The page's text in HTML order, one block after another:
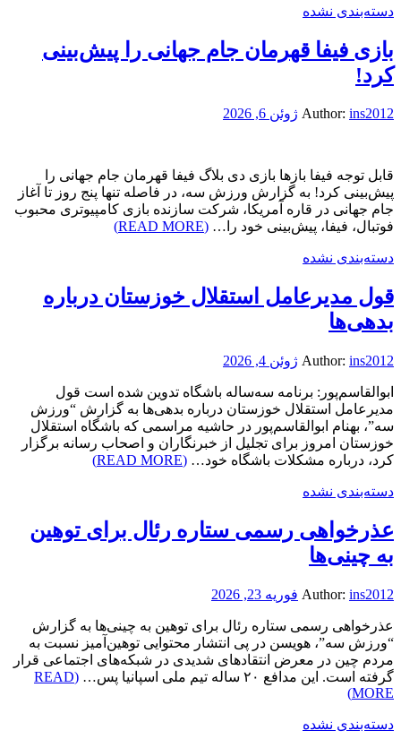
دسته‌بندی نشده
بازی فیفا قهرمان جام جهانی را پیش‌بینی
کرد!
Author: ins2012 ژوئن 6, 2026
قابل توجه فیفا بازها بازی دی بلاگ فیفا قهرمان جام جهانی را
پیش‌بینی کرد! ‫به گزارش ورزش سه، در فاصله تنها پنج روز تا آغاز
جام جهانی در قاره آمریکا، شرکت سازنده بازی کامپیوتری محبوب
فوتبال، فیفا، پیش‌بینی خود را… (READ MORE)
دسته‌بندی نشده
قول مدیرعامل استقلال خوزستان درباره
بدهی‌ها
Author: ins2012 ژوئن 4, 2026
ابوالقاسم‌پور: برنامه سه‌ساله باشگاه تدوین شده است قول
مدیرعامل استقلال خوزستان درباره بدهی‌ها به گزارش “ورزش
سه”، بهنام ابوالقاسم‌پور در حاشیه مراسمی که باشگاه استقلال
خوزستان امروز برای تجلیل از خبرنگاران و اصحاب رسانه برگزار
کرد، درباره مشکلات باشگاه خود… (READ MORE)
دسته‌بندی نشده
عذرخواهی رسمی ستاره رئال برای توهین
به چینی‌ها
Author: ins2012 فوریه 23, 2026
عذرخواهی رسمی ستاره رئال برای توهین به چینی‌ها به گزارش
“ورزش سه”، هویسن در پی انتشار محتوایی توهین‌آمیز نسبت به
مردم چین در معرض انتقادهای شدیدی در شبکه‌های اجتماعی قرار
گرفته است. این مدافع ۲۰ ساله تیم ملی اسپانیا پس…
(READ
MORE)
دسته‌بندی نشده